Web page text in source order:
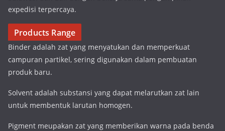
expedisi terpercaya.
Products Range
Binder adalah zat yang menyatukan dan memperkuat
campuran partikel, sering digunakan dalam pembuatan
produk baru.
Solvent adalah substansi yang dapat melarutkan zat lain
untuk membentuk larutan homogen.
Pigment meupakan zat yang memberikan warna pada benda